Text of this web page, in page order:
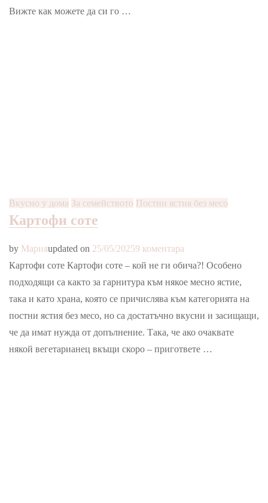
Вижте как можете да си го …
Вкусно у дома За семейството Постни ястия без месо
Картофи соте
by Марияupdated on 25/05/20259 коментара
Картофи
соте
Картофи соте Картофи соте – кой не ги обича?! Особено
подходящи са както за гарнитура към някое месно ястие,
така и като храна, която се причислява към категорията на
постни ястия без месо, но са достатъчно вкусни и засищащи,
че да имат нужда от допълнение. Така, че ако очаквате
някой вегетарианец вкъщи скоро – пригответе …